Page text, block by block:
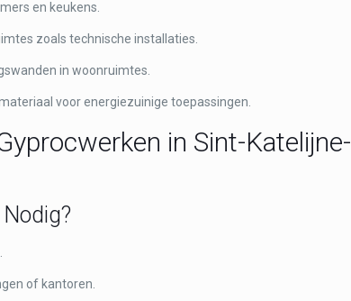
en keukens.
zoals technische installaties.
in woonruimtes.
voor energiezuinige toepassingen.
in Sint-Katelijne-
of kantoren.